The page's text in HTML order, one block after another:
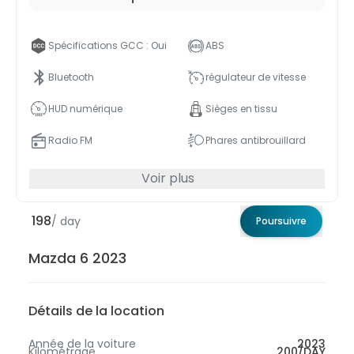
Spécifications GCC : Oui ABS
Bluetooth régulateur de vitesse
HUD numérique Sièges en tissu
Radio FM Phares antibrouillard
Voir plus
198/ day Poursuivre
Mazda 6 2023
Détails de la location
Année de la voiture 2023